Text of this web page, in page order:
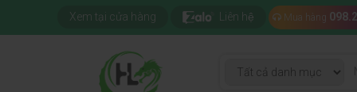
Xem tại cửa hàng Liên hệ Mua hàng